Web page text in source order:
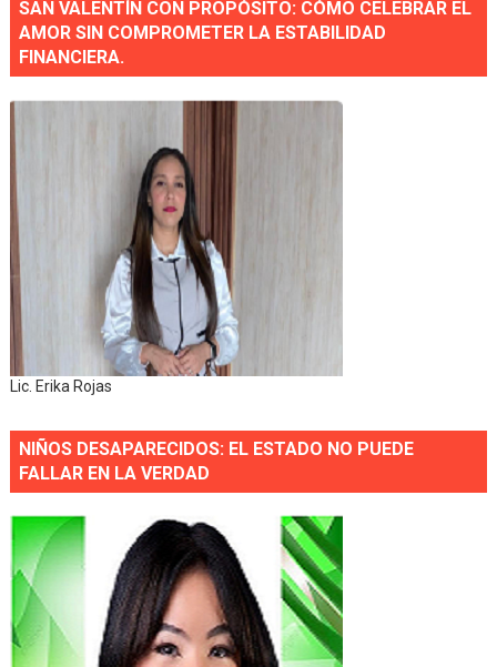
SAN VALENTÍN CON PROPÓSITO: CÓMO CELEBRAR EL
AMOR SIN COMPROMETER LA ESTABILIDAD
FINANCIERA.
Lic. Erika Rojas
NIÑOS DESAPARECIDOS: EL ESTADO NO PUEDE
FALLAR EN LA VERDAD